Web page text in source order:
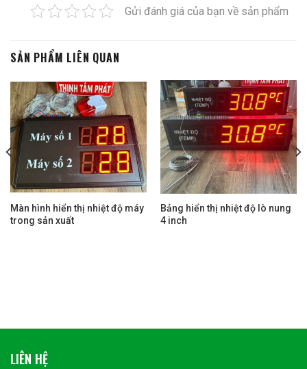
SẢN PHẨM LIÊN QUAN
Màn hình hiển thị nhiệt độ máy
trong sản xuất
Bảng hiển thị nhiệt độ lò nung
4 inch
LIÊN HỆ